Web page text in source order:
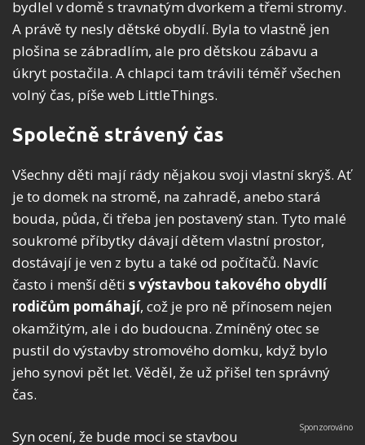
bydlel v domě s travnatým dvorkem a třemi stromy.
A právě ty nesly dětské obydlí. Byla to vlastně jen
plošina se zábradlím, ale pro dětskou zábavu a
úkryt postačila. A chlapci tam trávili téměř všechen
volný čas, píše web LittleThings.
Společně strávený čas
Všechny děti mají rády nějakou svoji vlastní skrýš. Ať
je to domek na stromě, na zahradě, anebo stará
bouda, půda, či třeba jen postavený stan. Tyto malé
soukromé příbytky dávají dětem vlastní prostor,
dostávají je ven z bytu a také od počítačů. Navíc
často i menší děti s výstavbou takového obydlí
rodičům pomáhají, což je pro ně přínosem nejen
okamžitým, ale i do budoucna. Zmíněný otec se
pustil do výstavby stromového domku, když bylo
jeho synovi pět let. Věděl, že už přišel ten správný
čas.
Syn ocení, že bude moci se stavbou